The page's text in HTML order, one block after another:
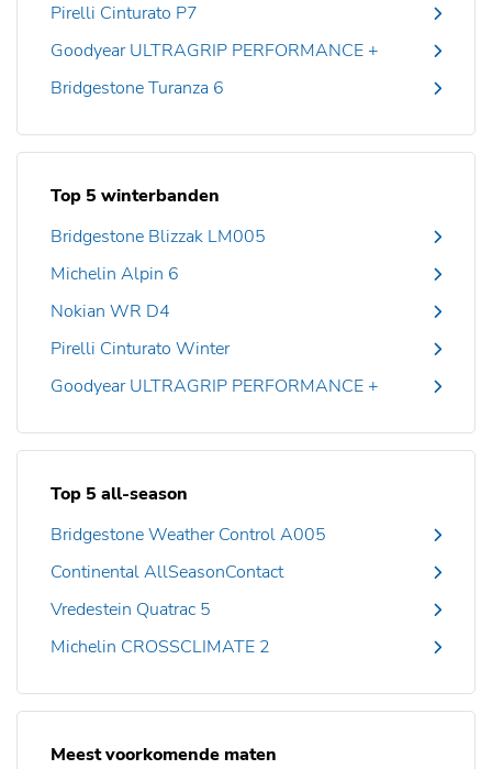
Pirelli Cinturato P7
Goodyear ULTRAGRIP PERFORMANCE +
Bridgestone Turanza 6
Top 5 winterbanden
Bridgestone Blizzak LM005
Michelin Alpin 6
Nokian WR D4
Pirelli Cinturato Winter
Goodyear ULTRAGRIP PERFORMANCE +
Top 5 all-season
Bridgestone Weather Control A005
Continental AllSeasonContact
Vredestein Quatrac 5
Michelin CROSSCLIMATE 2
Meest voorkomende maten